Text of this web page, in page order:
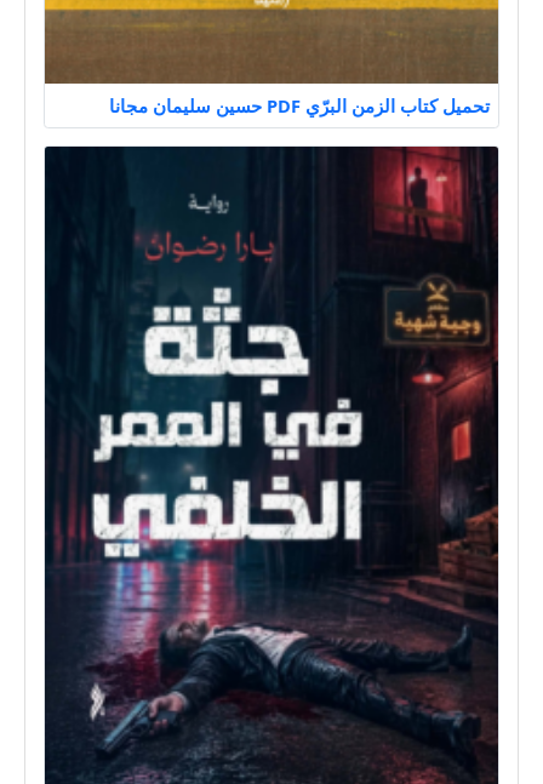
تحميل كتاب الزمن البرّي PDF حسين سليمان مجانا